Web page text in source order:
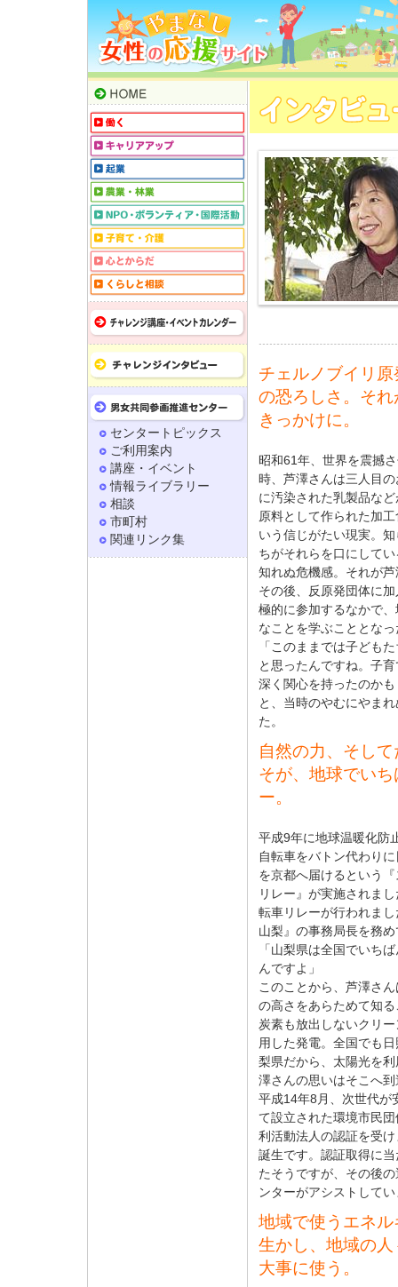
チェルノブイリ
の恐ろしさ。そ
きっかけに。
昭和61年、世界を震撼
時、芦澤さんは三人目
に汚染された乳製品な
原料として作られた加
いう信じがたい現実。
ちがそれらを口にして
知れぬ危機感。それが
その後、反原発団体に
極的に参加するなかで
なことを学ぶこととな
「このままでは子ども
と思ったんですね。子
深く関心を持ったのか
と、当時のやむにやま
た。
自然の力、そし
そが、地球でい
ー。
平成9年に地球温暖化防
自転車をバトン代わり
を京都へ届けるという
リレー』が実施されま
転車リレーが行われま
山梨』の事務局長を務
「山梨県は全国でいち
んですよ」
このことから、芦澤さ
の高さをあらためて知
炭素も放出しないクリ
用した発電。全国でも
梨県だから、太陽光を
澤さんの思いはそこへ
平成14年8月、次世代が
て設立された環境市民
利活動法人の認証を受
誕生です。認証取得に
たそうですが、その後
ンターがアシストして
地域で使うエネ
生かし、地域の
大事に使う。
センタートピックス
ご利用案内
講座・イベント
情報ライブラリー
相談
市町村
関連リンク集